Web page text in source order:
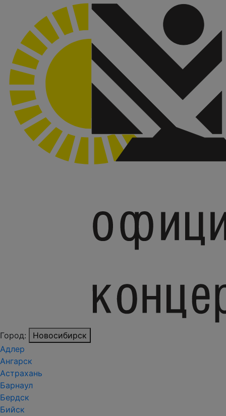
Город:
Новосибирск
Адлер
Ангарск
Астрахань
Барнаул
Бердск
Бийск